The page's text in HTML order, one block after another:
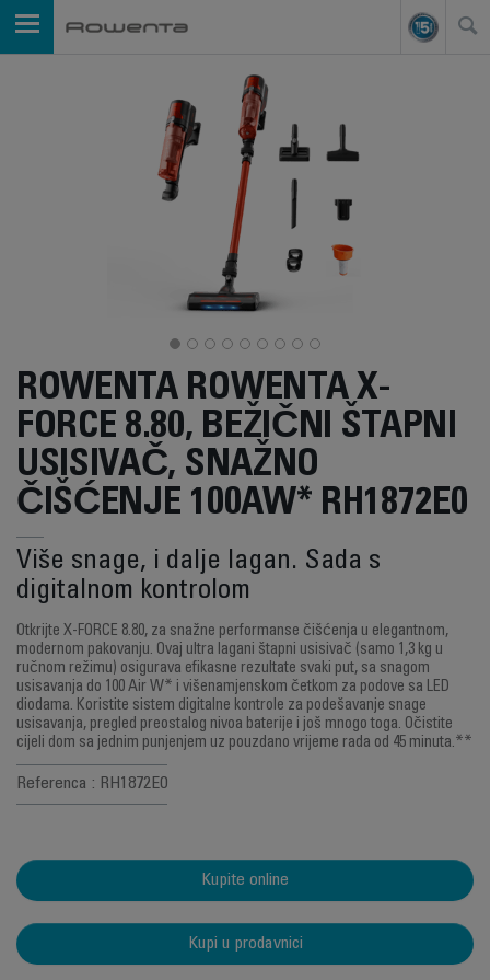
ROWENTA ROWENTA X-
FORCE 8.80, BEŽIČNI ŠTAPNI
USISIVAČ, SNAŽNO
ČIŠĆENJE 100AW* RH1872E0
Više snage, i dalje lagan. Sada s
digitalnom kontrolom
Otkrijte X-FORCE 8.80, za snažne performanse čišćenja u elegantnom,
modernom pakovanju. Ovaj ultra lagani štapni usisivač (samo 1,3 kg u
ručnom režimu) osigurava efikasne rezultate svaki put, sa snagom
usisavanja do 100 Air W* i višenamjenskom četkom za podove sa LED
diodama. Koristite sistem digitalne kontrole za podešavanje snage
usisavanja, pregled preostalog nivoa baterije i još mnogo toga. Očistite
cijeli dom sa jednim punjenjem uz pouzdano vrijeme rada od 45 minuta.**
Referenca : RH1872E0
Kupite online
Kupi u prodavnici